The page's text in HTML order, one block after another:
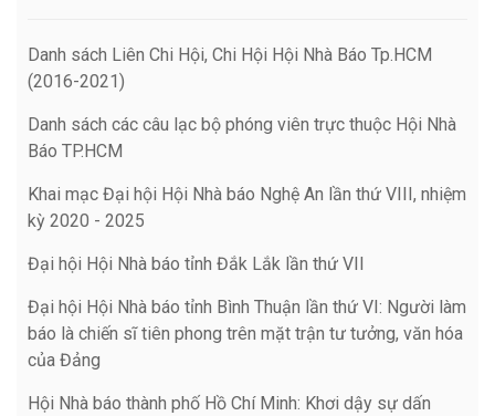
Danh sách Liên Chi Hội, Chi Hội Hội Nhà Báo Tp.HCM
(2016-2021)
Danh sách các câu lạc bộ phóng viên trực thuộc Hội Nhà
Báo TP.HCM
Khai mạc Đại hội Hội Nhà báo Nghệ An lần thứ VIII, nhiệm
kỳ 2020 - 2025
Đại hội Hội Nhà báo tỉnh Đắk Lắk lần thứ VII
Đại hội Hội Nhà báo tỉnh Bình Thuận lần thứ VI: Người làm
báo là chiến sĩ tiên phong trên mặt trận tư tưởng, văn hóa
của Đảng
Hội Nhà báo thành phố Hồ Chí Minh: Khơi dậy sự dấn